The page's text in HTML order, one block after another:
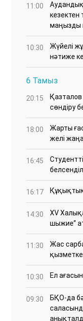
11:00
маңызды
10:30
Жүйелі
нәтиже
6 Тамыз
20:15
сөндіру
18:00
Жарты
желі
16:45
16:17
14:30
XV
шыжие”
11:30
Жас
қызметке
10:30 Ел
09:30
БҚО-да